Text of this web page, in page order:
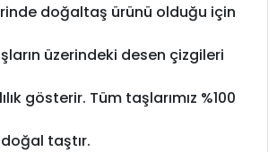
doğaltaş ürünü olduğu için
üzerindeki desen çizgileri
gösterir. Tüm taşlarımız %100
taştır.